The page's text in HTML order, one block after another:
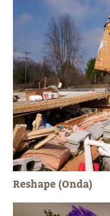
Reshape (Onda)